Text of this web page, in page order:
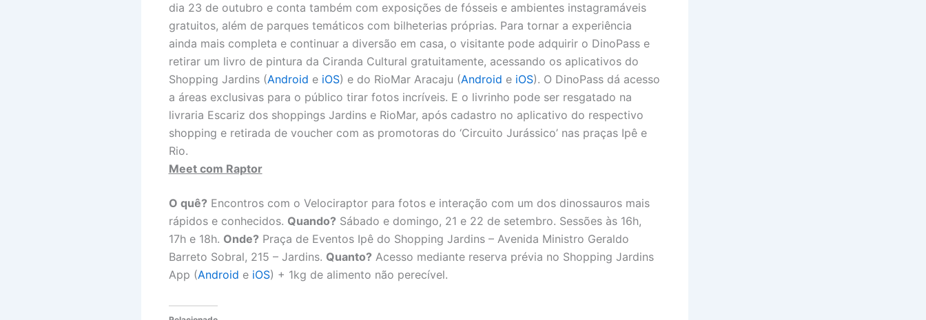
dia 23 de outubro e conta também com exposições de fósseis e ambientes instagramáveis
gratuitos, além de parques temáticos com bilheterias próprias. Para tornar a experiência
ainda mais completa e continuar a diversão em casa, o visitante pode adquirir o DinoPass e
retirar um livro de pintura da Ciranda Cultural gratuitamente, acessando os aplicativos do
Shopping Jardins (Android e iOS) e do RioMar Aracaju (Android e iOS). O DinoPass dá acesso
a áreas exclusivas para o público tirar fotos incríveis. E o livrinho pode ser resgatado na
livraria Escariz dos shoppings Jardins e RioMar, após cadastro no aplicativo do respectivo
shopping e retirada de voucher com as promotoras do ‘Circuito Jurássico’ nas praças Ipê e
Rio.
Meet com Raptor
O quê? Encontros com o Velociraptor para fotos e interação com um dos dinossauros mais
rápidos e conhecidos. Quando? Sábado e domingo, 21 e 22 de setembro. Sessões às 16h,
17h e 18h. Onde? Praça de Eventos Ipê do Shopping Jardins – Avenida Ministro Geraldo
Barreto Sobral, 215 – Jardins. Quanto? Acesso mediante reserva prévia no Shopping Jardins
App (Android e iOS) + 1kg de alimento não perecível.